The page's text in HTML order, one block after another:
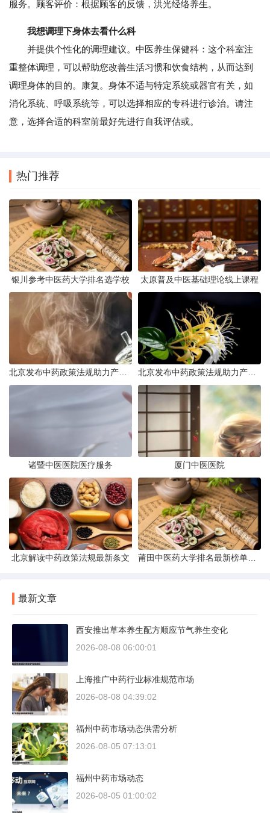
服务。顾客评价：根据顾客的反馈，洪光经络养生。
我想调理下身体去看什么科
并提供个性化的调理建议。中医养生保健科：这个科室注
重整体调理，可以帮助您改善生活习惯和饮食结构，从而达到
调理身体的目的。康复。身体不适与特定系统或器官有关，如
消化系统、呼吸系统等，可以选择相应的专科进行诊治。请注
意，选择合适的科室前最好先进行自我评估或。
热门推荐
银川参考中医药大学排名选学校 太原普及中医基础理论线上课程
诸暨中医医院医疗服务 厦门中医医院
北京解读中药政策法规最新条文
最新文章
西安推出草本养生配方顺应节气养生变化
2026-08-08 06:00:01
上海推广中药行业标准规范市场
2026-08-08 04:39:02
福州中药市场动态供需分析
2026-08-05 07:13:01
福州中药市场动态
2026-08-05 01:00:02